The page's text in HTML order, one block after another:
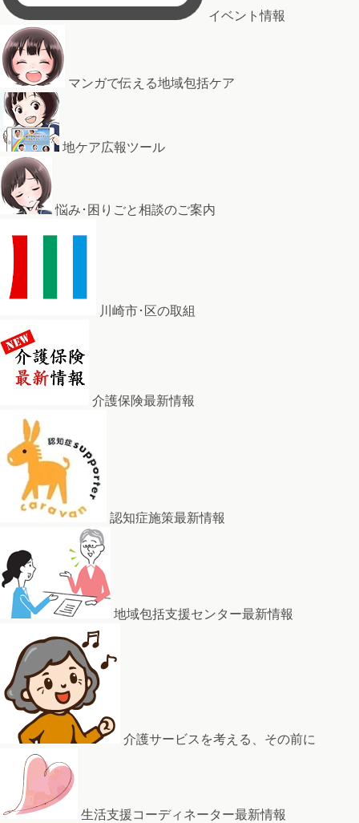
イベント情報
マンガで伝える地域包括ケア
地ケア広報ツール
悩み･困りごと相談のご案内
川崎市･区の取組
介護保険最新情報
認知症施策最新情報
地域包括支援センター最新情報
介護サービスを考える、その前に
生活支援コーディネーター最新情報